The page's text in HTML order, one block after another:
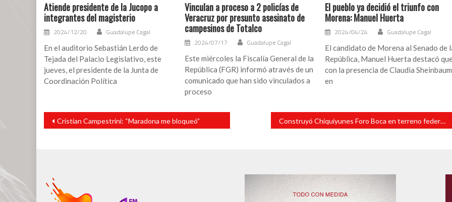
Atiende presidente de la Jucopo a
integrantes del magisterio
2024/12/20 Guadalupe Cagal
En el auditorio Sebastián Lerdo de
Tejada del Palacio Legislativo, este
jueves, el presidente de la Junta de
Coordinación Política
Vinculan a proceso a 2 policías de
Veracruz por presunto asesinato de
campesinos de Totalco
2024/07/17 Guadalupe Cagal
Este miércoles la Fiscalía General de la
República (FGR) informó através de un
comunicado que han sido vinculados a
proceso
El pueblo ya decidió el triunfo con
Morena: Manuel Huerta
2024/04/24 Guadalupe Cagal
El candidato de Morena al Senado de
República, Manuel Huerta destacó
con la presencia de Claudia Sheinbaum
en
Navegación
entradas
Cristian Campestrini: “Maradona me bloqueó” Construyó Chiquiyunes Foro Boca en terreno federal, denuncian